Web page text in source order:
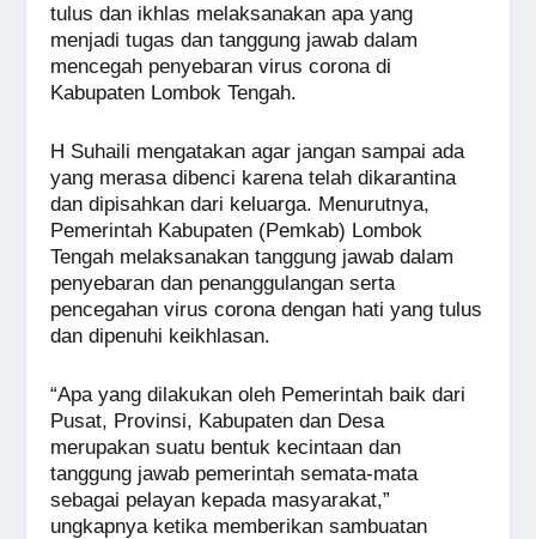
tulus dan ikhlas melaksanakan apa yang
menjadi tugas dan tanggung jawab dalam
mencegah penyebaran virus corona di
Kabupaten Lombok Tengah.
H Suhaili mengatakan agar jangan sampai ada
yang merasa dibenci karena telah dikarantina
dan dipisahkan dari keluarga. Menurutnya,
Pemerintah Kabupaten (Pemkab) Lombok
Tengah melaksanakan tanggung jawab dalam
penyebaran dan penanggulangan serta
pencegahan virus corona dengan hati yang tulus
dan dipenuhi keikhlasan.
“Apa yang dilakukan oleh Pemerintah baik dari
Pusat, Provinsi, Kabupaten dan Desa
merupakan suatu bentuk kecintaan dan
tanggung jawab pemerintah semata-mata
sebagai pelayan kepada masyarakat,”
ungkapnya ketika memberikan sambuatan